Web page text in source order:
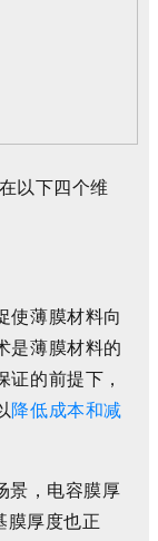
以下四个维
使薄膜材料向
是薄膜材料的
的前提下，
降低成本和减
景，电容膜厚
膜厚度也正